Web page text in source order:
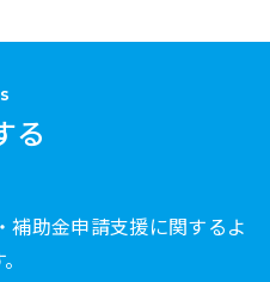
る
補助金申請支援に関するよ